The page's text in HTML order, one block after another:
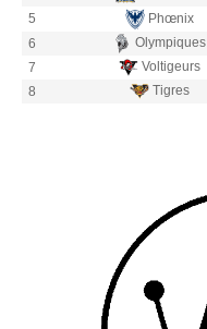
5
Phœnix
6
Olympiques
7
Voltigeurs
8
Tigres